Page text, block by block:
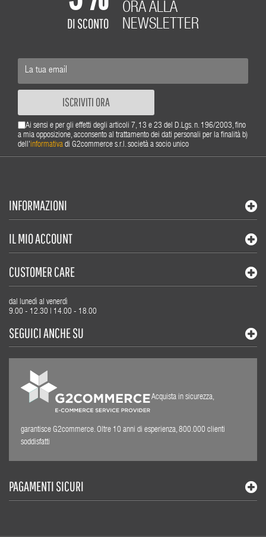
DI SCONTO
ORA ALLA
NEWSLETTER
ISCRIVITI ORA
Ai sensi e per gli effetti degli articoli 7, 13 e 23 del D.Lgs. n. 196/2003, fino
a mia opposizione, acconsento al trattamento dei dati personali per la finalità b)
dell'informativa di G2commerce s.r.l. società a socio unico
INFORMAZIONI
IL MIO ACCOUNT
CUSTOMER CARE
dal lunedì al venerdì
9.00 - 12.30 | 14.00 - 18.00
SEGUICI ANCHE SU
Acquista in sicurezza,
garantisce G2commerce. Oltre 10 anni di esperienza, 800.000 clienti
soddisfatti
PAGAMENTI SICURI